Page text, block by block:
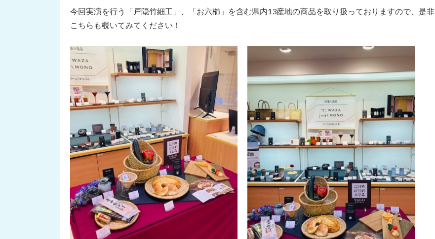
今回実演を行う「戸隠竹細工」、「お六櫛」を含む県内13産地の商品を取り扱っておりますので、是非
こちらも覗いてみてください！